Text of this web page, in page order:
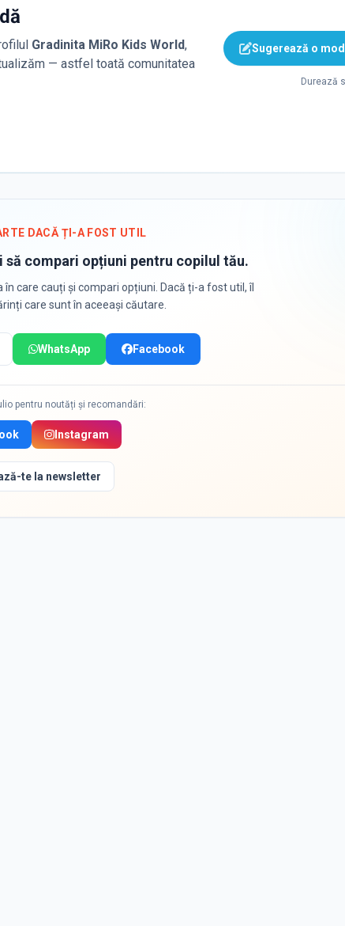
Gradinita MiRo Kids World,
— astfel toată comunitatea
Sugerează o
Durează
DACĂ ȚI-A FOST UTIL
să compari opțiuni pentru copilul tău.
în care cauți și compari opțiuni. Dacă ți-a fost util, îl
care sunt în aceeași căutare.
WhatsApp Facebook
pentru noutăți și recomandări:
Instagram
te la newsletter